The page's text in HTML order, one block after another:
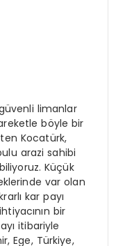
güvenli limanlar
böyle bir
Kocatürk,
arazi sahibi
Küçük
var olan
kar payı
bir
itibariyle
Ege, Türkiye,